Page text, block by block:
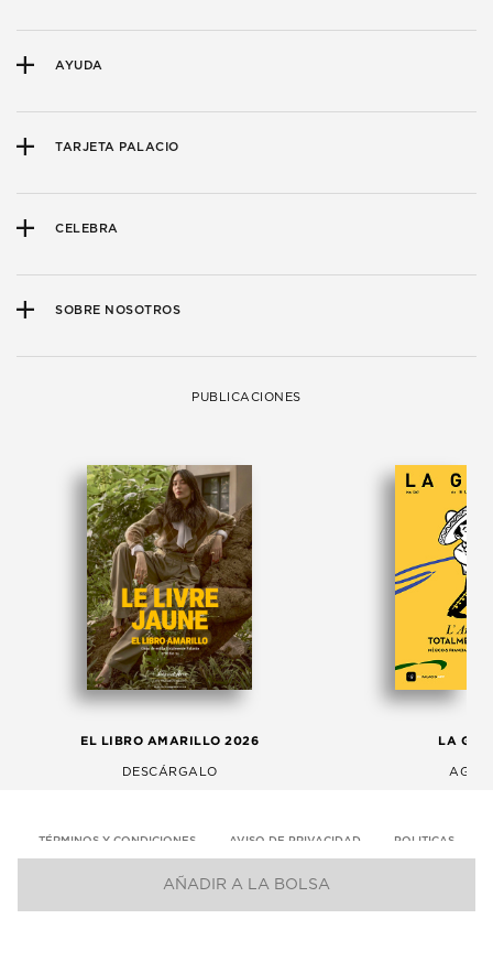
AÑADIR A LA BOLSA
AYUDA
TARJETA PALACIO
CELEBRA
SOBRE NOSOTROS
PUBLICACIONES
EL LIBRO AMARILLO 2026
DESCÁRGALO
LA
TÉRMINOS Y CONDICIONES AVISO DE PRIVACIDAD POLITICAS